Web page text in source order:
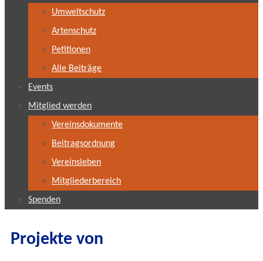
Umweltschutz
Artenschutz
Petitionen
Alle Beiträge
Events
Mitglied werden
Vereinsdokumente
Beitragsordnung
Vereinsleben
Mitgliederbereich
Spenden
Projekte von